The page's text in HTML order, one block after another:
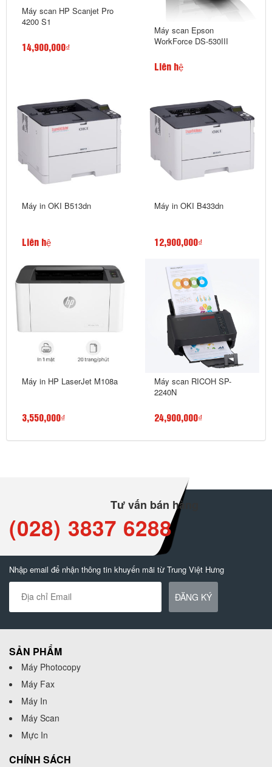
Máy scan HP Scanjet Pro
4200 S1
14,900,000₫
Máy scan Epson
WorkForce DS-530III
Liên hệ
Máy in OKI B513dn
Liên hệ
Máy in OKI B433dn
12,900,000₫
Máy in HP LaserJet M108a
3,550,000₫
Máy scan RICOH SP-
2240N
24,900,000₫
Tư vấn bán hàng
(028) 3837 6288
Nhập email để nhận thông tin khuyến mãi từ Trung Việt Hưng
ĐĂNG KÝ
SẢN PHẨM
Máy Photocopy
Máy Fax
Máy In
Máy Scan
Mực In
CHÍNH SÁCH